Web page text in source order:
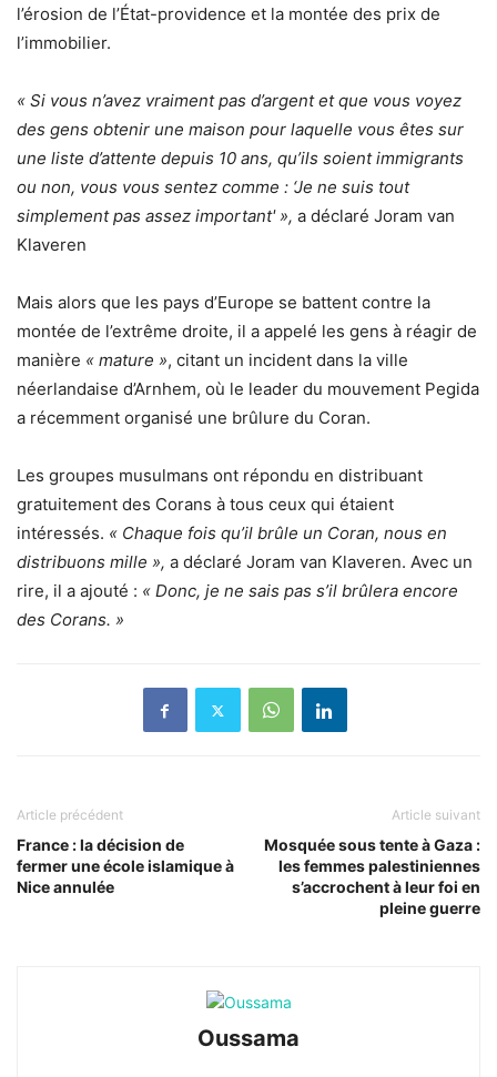
l’érosion de l’État-providence et la montée des prix de
l’immobilier.
« Si vous n’avez vraiment pas d’argent et que vous voyez
des gens obtenir une maison pour laquelle vous êtes sur
une liste d’attente depuis 10 ans, qu’ils soient immigrants
ou non, vous vous sentez comme : ‘Je ne suis tout
simplement pas assez important' », a déclaré Joram van
Klaveren
Mais alors que les pays d’Europe se battent contre la
montée de l’extrême droite, il a appelé les gens à réagir de
manière « mature », citant un incident dans la ville
néerlandaise d’Arnhem, où le leader du mouvement Pegida
a récemment organisé une brûlure du Coran.
Les groupes musulmans ont répondu en distribuant
gratuitement des Corans à tous ceux qui étaient
intéressés. « Chaque fois qu’il brûle un Coran, nous en
distribuons mille », a déclaré Joram van Klaveren. Avec un
rire, il a ajouté : « Donc, je ne sais pas s’il brûlera encore
des Corans. »
Article précédent
France : la décision de
fermer une école islamique à
Nice annulée
Article suivant
Mosquée sous tente à Gaza :
les femmes palestiniennes
s’accrochent à leur foi en
pleine guerre
Oussama